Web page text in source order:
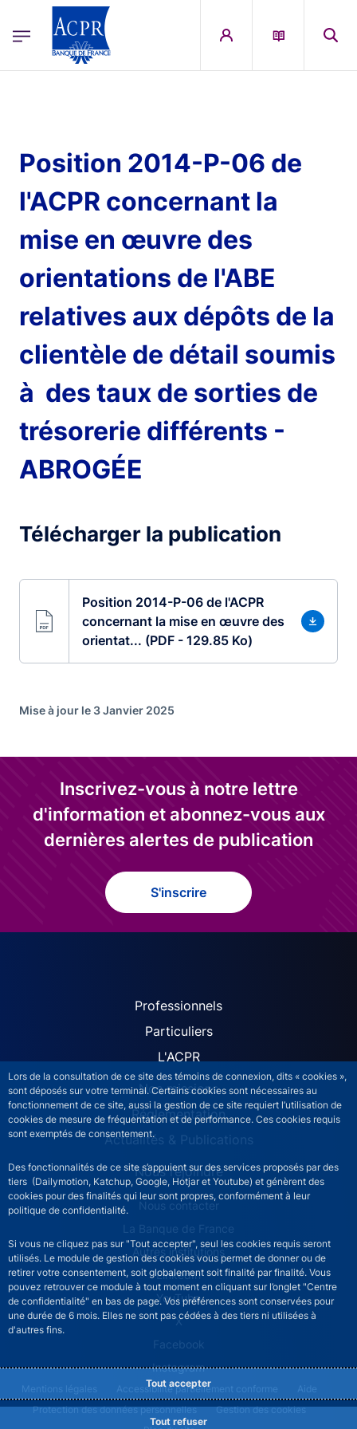
Lors de la consultation de ce site des témoins de connexion, dits « cookies »,
sont déposés sur votre terminal. Certains cookies sont nécessaires au
fonctionnement de ce site, aussi la gestion de ce site requiert l’utilisation de
cookies de mesure de fréquentation et de performance. Ces cookies requis
sont exemptés de consentement.
Des fonctionnalités de ce site s’appuient sur des services proposés par des
tiers (Dailymotion, Katchup, Google, Hotjar et Youtube) et génèrent des
cookies pour des finalités qui leur sont propres, conformément à leur
politique de confidentialité.
Si vous ne cliquez pas sur "Tout accepter", seul les cookies requis seront
utilisés. Le module de gestion des cookies vous permet de donner ou de
retirer votre consentement, soit globalement soit finalité par finalité. Vous
pouvez retrouver ce module à tout moment en cliquant sur l’onglet "Centre
de confidentialité" en bas de page. Vos préférences sont conservées pour
une durée de 6 mois. Elles ne sont pas cédées à des tiers ni utilisées à
d'autres fins.
Tout accepter
Tout refuser
ACPR Menu Principal (French)
Position 2014-P-06 de
l'ACPR concernant la
mise en œuvre des
orientations de l'ABE
relatives aux dépôts de la
clientèle de détail soumis
à des taux de sorties de
trésorerie différents -
ABROGÉE
Télécharger la publication
Position 2014-P-06 de l'ACPR
concernant la mise en œuvre des
orientat... (PDF - 129.85 Ko)
Mise à jour le 3 Janvier 2025
Inscrivez-vous à notre lettre
d'information et abonnez-vous aux
dernières alertes de publication
S'inscrire
ACPR site navigation
Professionnels
Particuliers
L'ACPR
Nos missions
Réglementation
Actualités & Publications
Nous rejoindre
ACPR footer secondary menu (French)
Nous contacter
La Banque de France
Autres institutions
LinkedIn
YouTube
X
Facebook
Instagram
ACPR footer legal notice menu
Mentions légales Accessibilité partiellement conforme
Aide
Protection des données personnelles
Gestion des cookies